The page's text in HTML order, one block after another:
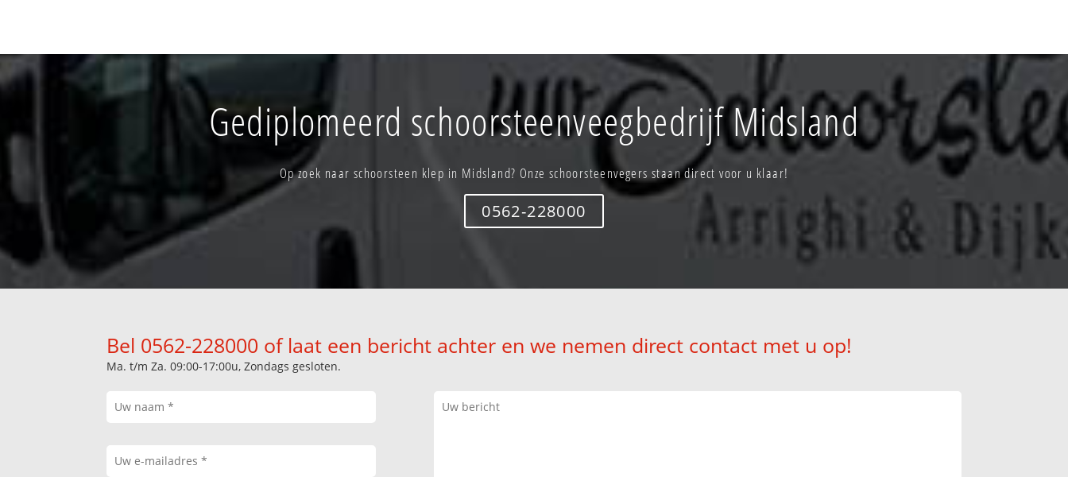
Gediplomeerd schoorsteenveegbedrijf Midsland
Op zoek naar schoorsteen klep in Midsland? Onze schoorsteenvegers staan direct voor u klaar!
0562-228000
Bel 0562-228000 of laat een bericht achter en we nemen direct contact met u op!
Ma. t/m Za. 09:00-17:00u, Zondags gesloten.